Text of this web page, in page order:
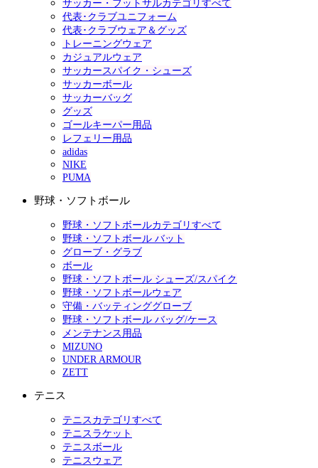
サッカー・フットサルカテゴリすべて
代表･クラブユニフォーム
代表･クラブウェア＆グッズ
トレーニングウェア
カジュアルウェア
サッカースパイク・シューズ
サッカーボール
サッカーバッグ
グッズ
ゴールキーパー用品
レフェリー用品
adidas
NIKE
PUMA
野球・ソフトボール
野球・ソフトボールカテゴリすべて
野球・ソフトボール バット
グローブ・グラブ
ボール
野球・ソフトボール シューズ/スパイク
野球・ソフトボールウェア
守備・バッティンググローブ
野球・ソフトボール バッグ/ケース
メンテナンス用品
MIZUNO
UNDER ARMOUR
ZETT
テニス
テニスカテゴリすべて
テニスラケット
テニスボール
テニスウェア